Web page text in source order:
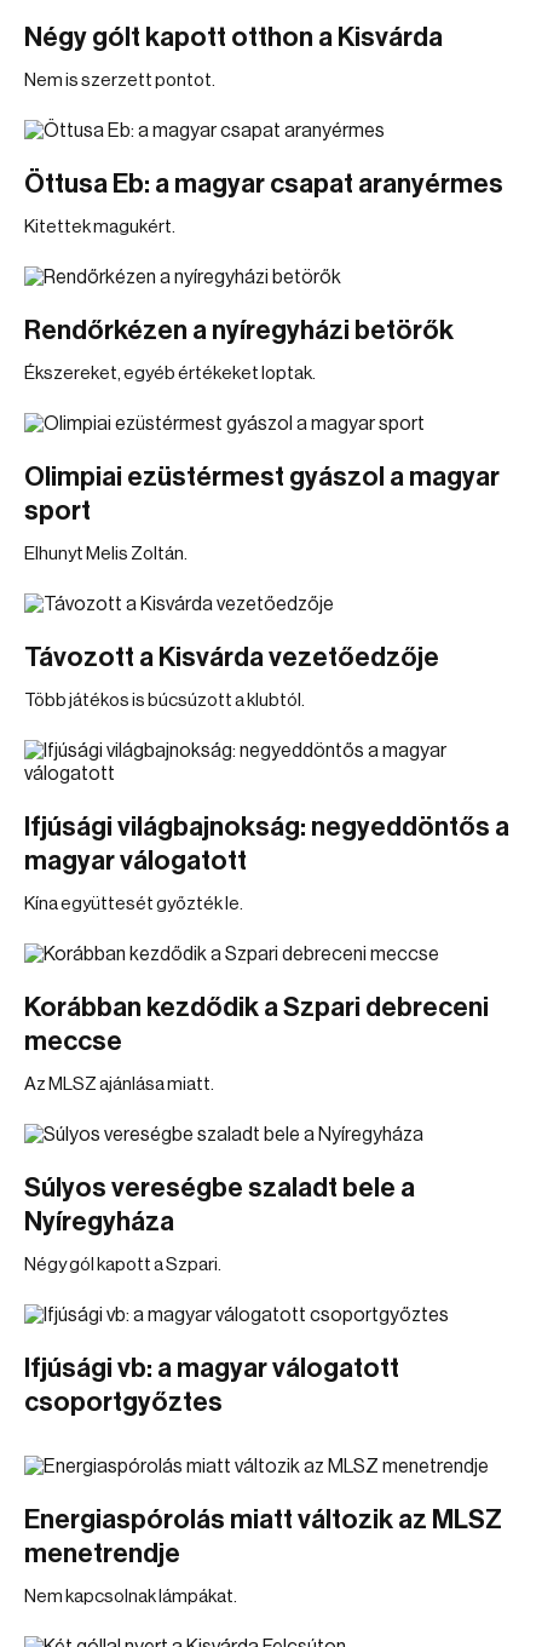
Négy gólt kapott otthon a Kisvárda
Nem is szerzett pontot.
Öttusa Eb: a magyar csapat aranyérmes
Kitettek magukért.
Rendőrkézen a nyíregyházi betörők
Ékszereket, egyéb értékeket loptak.
Olimpiai ezüstérmest gyászol a magyar
sport
Elhunyt Melis Zoltán.
Távozott a Kisvárda vezetőedzője
Több játékos is búcsúzott a klubtól.
Ifjúsági világbajnokság: negyeddöntős a
magyar válogatott
Kína együttesét győzték le.
Korábban kezdődik a Szpari debreceni
meccse
Az MLSZ ajánlása miatt.
Súlyos vereségbe szaladt bele a
Nyíregyháza
Négy gól kapott a Szpari.
Ifjúsági vb: a magyar válogatott
csoportgyőztes
Energiaspórolás miatt változik az MLSZ
menetrendje
Nem kapcsolnak lámpákat.